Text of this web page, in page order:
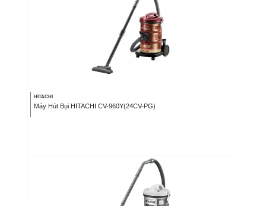
HITACHI
Máy Hút Bụi HITACHI CV-960Y(24CV-PG)